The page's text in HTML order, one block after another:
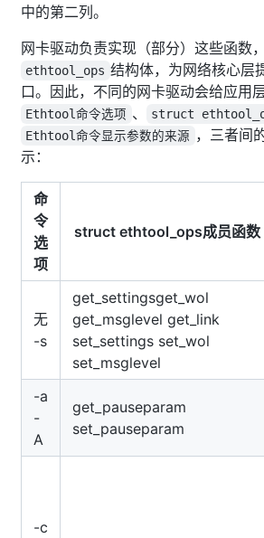
中的第二列。
网卡驱动负责实现（部分）这些函数
ethtool_ops 结构体，为网络核心层
口。因此，不同的网卡驱动会给应用
Ethtool命令选项 、 struct
Ethtool命令显示参数的来源 ，三者间
示：
命
令
选
项
struct ethtool_ops成员函数
无
-s
get_settingsget_wol
get_msglevel get_link
set_settings set_wol
set_msglevel
-a
-
A
get_pauseparam
set_pauseparam
-c